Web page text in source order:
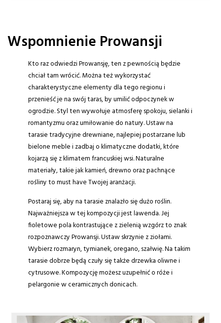
Wspomnienie Prowansji
Kto raz odwiedzi Prowansję, ten z pewnością będzie
chciał tam wrócić. Można też wykorzystać
charakterystyczne elementy dla tego regionu i
przenieść je na swój taras, by umilić odpoczynek w
ogrodzie. Styl ten wywołuje atmosferę spokoju, sielanki i
romantyzmu oraz umiłowanie do natury. Ustaw na
tarasie tradycyjne drewniane, najlepiej postarzane lub
bielone meble i zadbaj o klimatyczne dodatki, które
kojarzą się z klimatem francuskiej wsi. Naturalne
materiały, takie jak kamień, drewno oraz pachnące
rośliny to must have Twojej aranżacji.
Postaraj się, aby na tarasie znalazło się dużo roślin.
Najważniejsza w tej kompozycji jest lawenda. Jej
fioletowe pola kontrastujące z zielenią wzgórz to znak
rozpoznawczy Prowansji. Ustaw skrzynie z ziołami.
Wybierz rozmaryn, tymianek, oregano, szałwię. Na takim
tarasie dobrze będą czuły się także drzewka oliwne i
cytrusowe. Kompozycję możesz uzupełnić o róże i
pelargonie w ceramicznych donicach.